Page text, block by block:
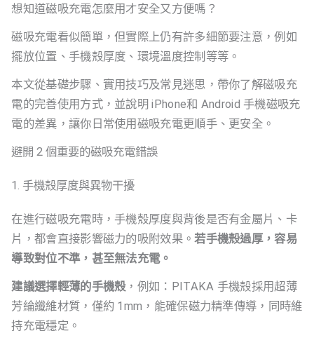
想知道磁吸充電怎麼用才安全又方便嗎？
磁吸充電看似簡單，但實際上仍有許多細節要注意，例如
擺放位置、手機殼厚度、環境溫度控制等等。
本文從基礎步驟、實用技巧及常見迷思，帶你了解磁吸充
電的完善使用方式，並說明 iPhone和 Android 手機磁吸充
電的差異，讓你日常使用磁吸充電更順手、更安全。
避開 2 個重要的磁吸充電錯誤
1. 手機殼厚度與異物干擾
在進行磁吸充電時，手機殼厚度與背後是否有金屬片、卡
片，都會直接影響磁力的吸附效果。若手機殼過厚，容易
導致對位不準，甚至無法充電。
建議選擇輕薄的手機殼，例如：PITAKA 手機殼採用超薄
芳綸纖維材質，僅約 1mm，能確保磁力精準傳導，同時維
持充電穩定。